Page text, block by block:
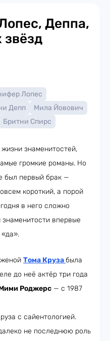
Деппа,
звёзд
Лопес
Депп
Мила Йовович
Бритни Спирс
знаменитостей,
громкие романы. Но
был первый брак —
короткий, а порой
в него сложно
впервые
«да».
Тома Круза была
до неё актёр три года
Роджерс — с 1987
с сайентологией.
не последнюю роль